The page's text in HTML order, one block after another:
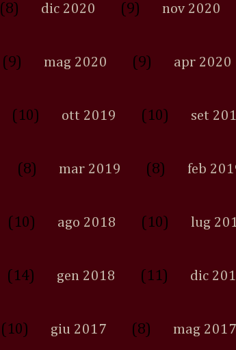
(8) dic 2020 (9) nov 2020
(9) mag 2020 (9) apr 2020
(10) ott 2019 (10) set
(8) mar 2019 (8) feb
(10) ago 2018 (10) lug
(14) gen 2018 (11) dic
(10) giu 2017 (8) mag 2017